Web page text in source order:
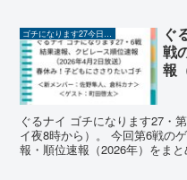
ぐ
戦
報
ぐるナイ ゴチになります27・
イ夜8時から）。 今回第6戦の
報・順位速報（2026年）をま